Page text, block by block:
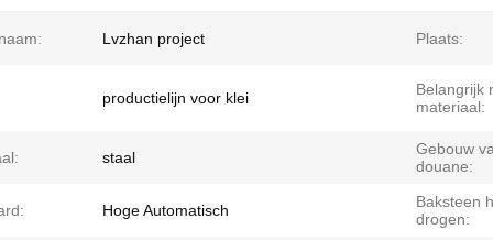
Lvzhan project Plaats:
productielijn voor klei
Belangrijk
materiaal:
staal
Gebouw
douane:
Hoge Automatisch
Baksteen
drogen: